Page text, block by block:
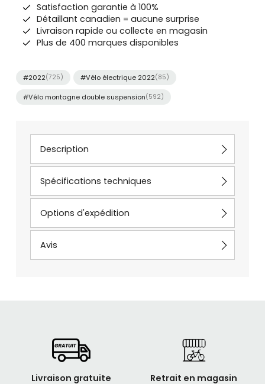
Satisfaction garantie à 100%
Détaillant canadien = aucune surprise
Livraison rapide ou collecte en magasin
Plus de 400 marques disponibles
#2022(725) #Vélo électrique 2022(85)
#Vélo montagne double suspension(592)
Description
Spécifications techniques
Options d'expédition
Avis
Livraison gratuite Retrait en magasin